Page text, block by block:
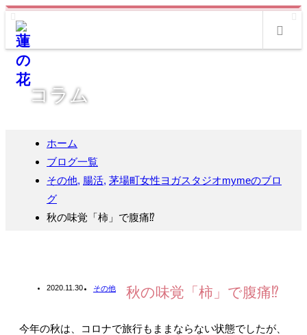
コラム
ホーム
ブログ一覧
その他, 腸活, 茅場町女性ヨガスタジオmymeのブロ
グ
秋の味覚「柿」で腹痛⁉️
2020.11.30 その他 秋の味覚「柿」で腹痛⁉️
今年の秋は、コロナで旅行もままならない状態でしたが、